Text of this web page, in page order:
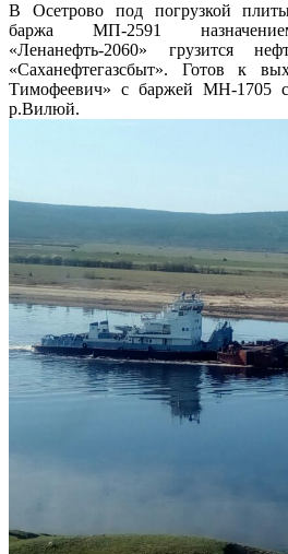
В Осетрово под погрузкой
баржа МП-2591
«Ленанефть-2060» грузится
«Саханефтегазсбыт». Готов к
Тимофеевич» с баржей МН-1705
р.Вилюй.